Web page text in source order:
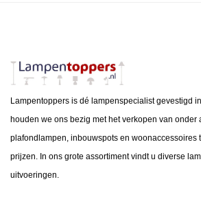
Lampentoppers is dé lampenspecialist gevestigd
houden we ons bezig met het verkopen van onder
plafondlampen, inbouwspots en woonaccessoires
prijzen. In ons grote assortiment vindt u diverse
uitvoeringen.